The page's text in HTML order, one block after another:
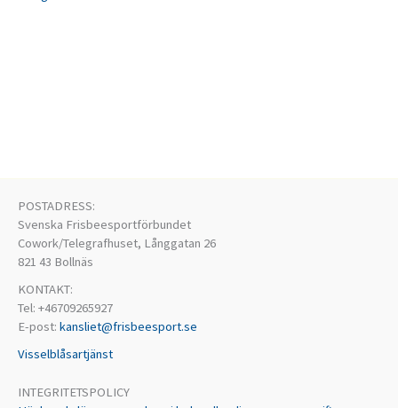
POSTADRESS:
Svenska Frisbeesportförbundet
Cowork/Telegrafhuset, Långgatan 26
821 43 Bollnäs
KONTAKT:
Tel: +46709265927
E-post: kansliet@frisbeesport.se
Visselblåsartjänst
INTEGRITETSPOLICY